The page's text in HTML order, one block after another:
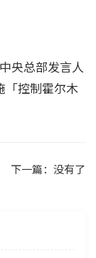
央总部发言人
「控制霍尔木
下一篇：没有了